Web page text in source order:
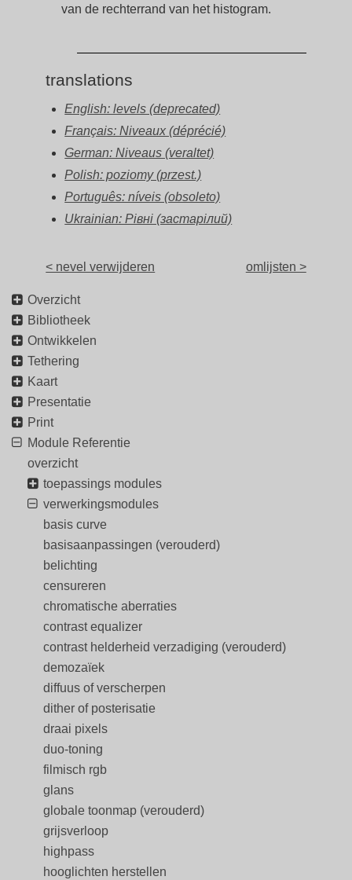
van de rechterrand van het histogram.
translations
English: levels (deprecated)
Français: Niveaux (déprécié)
German: Niveaus (veraltet)
Polish: poziomy (przest.)
Português: níveis (obsoleto)
Ukrainian: Рівні (застарілий)
< nevel verwijderen omlijsten >
Overzicht
Bibliotheek
Ontwikkelen
Tethering
Kaart
Presentatie
Print
Module Referentie
overzicht
toepassings modules
verwerkingsmodules
basis curve
basisaanpassingen (verouderd)
belichting
censureren
chromatische aberraties
contrast equalizer
contrast helderheid verzadiging (verouderd)
demozaïek
diffuus of verscherpen
dither of posterisatie
draai pixels
duo-toning
filmisch rgb
glans
globale toonmap (verouderd)
grijsverloop
highpass
hooglichten herstellen